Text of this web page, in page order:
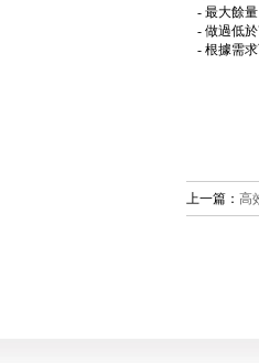
- 最大餘
- 做過低
- 根據需
上一篇： 高